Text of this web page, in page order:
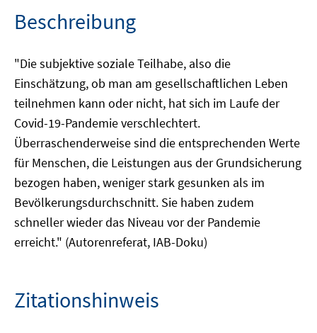
Beschreibung
"Die subjektive soziale Teilhabe, also die
Einschätzung, ob man am gesellschaftlichen Leben
teilnehmen kann oder nicht, hat sich im Laufe der
Covid-19-Pandemie verschlechtert.
Überraschenderweise sind die entsprechenden Werte
für Menschen, die Leistungen aus der Grundsicherung
bezogen haben, weniger stark gesunken als im
Bevölkerungsdurchschnitt. Sie haben zudem
schneller wieder das Niveau vor der Pandemie
erreicht." (Autorenreferat, IAB-Doku)
Zitationshinweis